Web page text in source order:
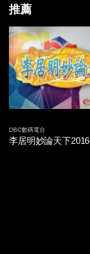
2014-09-25 第14集
2014-09-24 第13集
2014-09-23 第12集
推薦
DBC數碼電台
李居明妙論天下2016